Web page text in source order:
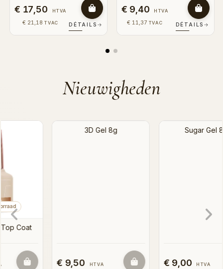
€ 17,50 HTVA
€ 21,18 TVAC DÉTAILS →
€ 9,40 HTVA
€ 11,37 TVAC DÉTAILS →
Nieuwigheden
Binnenkort op voorraad
€ 9,50 HTVA € 9,00 HTVA